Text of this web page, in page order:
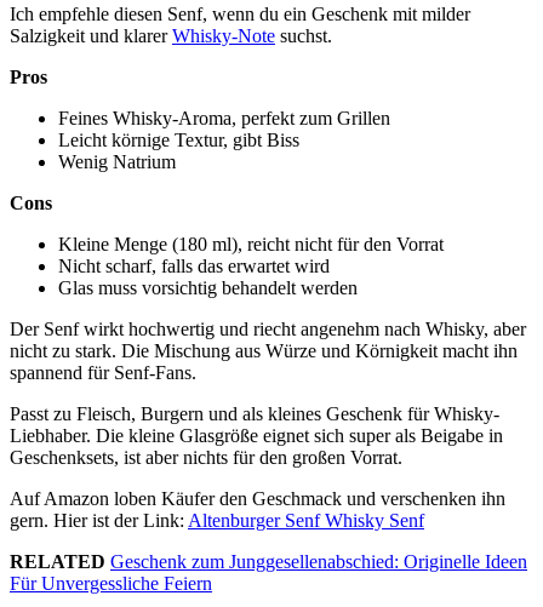
Ich empfehle diesen Senf, wenn du ein Geschenk mit milder
Salzigkeit und klarerWhisky-Note suchst.
Pros
Feines Whisky-Aroma, perfekt zum Grillen
Leicht körnige Textur, gibt Biss
Wenig Natrium
Cons
Kleine Menge (180 ml), reicht nicht für den Vorrat
Nicht scharf, falls das erwartet wird
Glas muss vorsichtig behandelt werden
Der Senf wirkt hochwertig und riecht angenehm nach Whisky, aber
nicht zu stark. Die Mischung aus Würze und Körnigkeit macht ihn
spannend für Senf-Fans.
Passt zu Fleisch, Burgern und als kleines Geschenk für Whisky-
Liebhaber. Die kleine Glasgröße eignet sich super als Beigabe in
Geschenksets, ist aber nichts für den großen Vorrat.
Auf Amazon loben Käufer den Geschmack und verschenken ihn
gern. Hier ist der Link: Altenburger Senf Whisky Senf
RELATED Geschenk zum Junggesellenabschied: Originelle Ideen
Für Unvergessliche Feiern